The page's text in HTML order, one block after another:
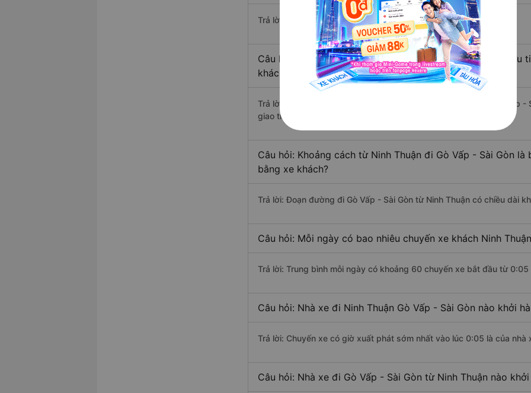
Trả lời: Hiện tại có 4 nhà xe khai thác tuyến đường.
Câu hỏi: Từ Ninh Thuận đi Gò Vấp - Sài Gòn mất bao nhiêu
khách?
Trả lời: Thời gian di chuyển bằng xe khách từ Ninh Thuận đi Gò Vấp
giao thông thuận lợi.
Câu hỏi: Khoảng cách từ Ninh Thuận đi Gò Vấp - Sài Gòn là
bằng xe khách?
Trả lời: Đoạn đường đi Gò Vấp - Sài Gòn từ Ninh Thuận có chiều dài
Câu hỏi: Mỗi ngày có bao nhiêu chuyến xe khách Ninh
Trả lời: Trung bình mỗi ngày có khoảng 60 chuyến xe bắt đầu từ
Câu hỏi: Nhà xe đi Ninh Thuận Gò Vấp - Sài Gòn nào khởi
Trả lời: Chuyến xe có giờ xuất phát sớm nhất vào lúc 0:05 là của nhà
Câu hỏi: Nhà xe đi Gò Vấp - Sài Gòn từ Ninh Thuận nào